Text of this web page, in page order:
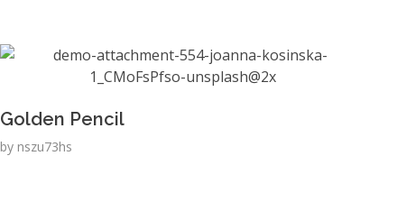
Golden Pencil
by nszu73hs